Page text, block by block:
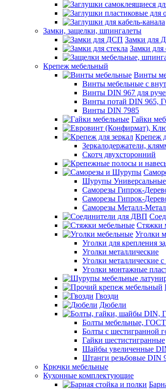
Замки, защелки, шпингалеты
Замки для
Замки для
Крепеж мебельный
Винты
Винты мебельные с
Винты DIN 967 для
Винты потай DIN 965,
Винты DIN 7985
Гайки
Крепеж
Зеркалодержатели,
Скотч двухсторонний
Шурупы Универсальные
Саморезы Гипрок-
Саморезы Гипрок-
Саморезы Металл-
Стяжки
Уголки
Уголки для крепления
Уголки металлические
Уголки металлические
Уголки монтажные
Гвозди
Дюбели
Болты мебельные, ГОСТ
Болты с шестигранной
Гайки шестистигранные
Шайбы увеличенные
Штанги резьбовые DIN
Крючки мебельные
Кухонные комплектующие